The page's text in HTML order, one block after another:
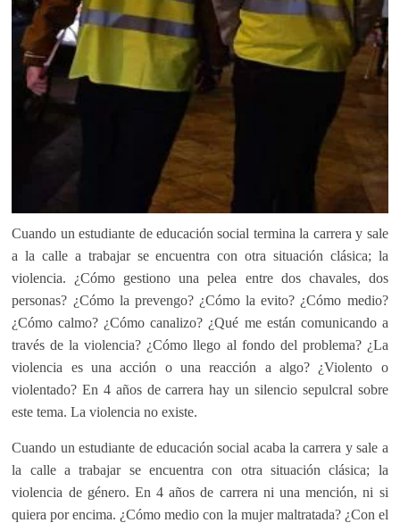
Cuando un estudiante de educación social termina la carrera y sale
a la calle a trabajar se encuentra con otra situación clásica; la
violencia. ¿Cómo gestiono una pelea entre dos chavales, dos
personas? ¿Cómo la prevengo? ¿Cómo la evito? ¿Cómo medio?
¿Cómo calmo? ¿Cómo canalizo? ¿Qué me están comunicando a
través de la violencia? ¿Cómo llego al fondo del problema? ¿La
violencia es una acción o una reacción a algo? ¿Violento o
violentado? En 4 años de carrera hay un silencio sepulcral sobre
este tema. La violencia no existe.
Cuando un estudiante de educación social acaba la carrera y sale a
la calle a trabajar se encuentra con otra situación clásica; la
violencia de género. En 4 años de carrera ni una mención, ni si
quiera por encima. ¿Cómo medio con la mujer maltratada? ¿Con el